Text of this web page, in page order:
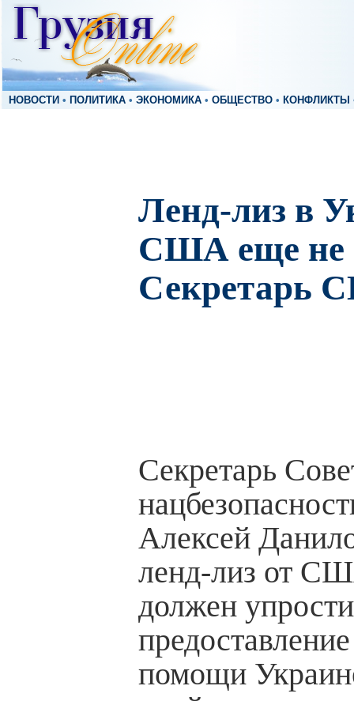
НОВОСТИ • ПОЛИТИКА • ЭКОНОМИКА • ОБЩЕСТВО • КОНФЛИКТЫ
Ленд-лиз в
США еще не
Секретарь
Секретарь
Алексей
ленд-лиз от
должен
помощи